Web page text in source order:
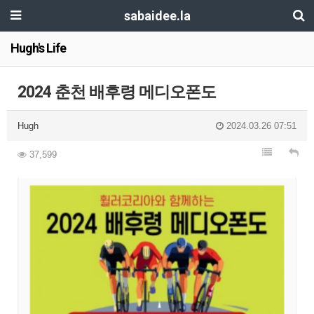
sabaidee.la
Hugh's Life
2024 춘천 배후령 메디오폰도
Hugh 2024.03.26 07:51
37,599